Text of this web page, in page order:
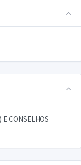
E CONSELHOS